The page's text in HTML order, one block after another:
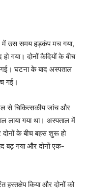
में उस समय हड़कंप मच गया,
गया। दोनों कैदियों के बीच
घटना के बाद अस्पताल
गई।
से चिकित्सकीय जांच और
लाया गया था। अस्पताल में
दोनों के बीच बहस शुरू हो
बढ़ गया और दोनों एक-
हस्तक्षेप किया और दोनों को